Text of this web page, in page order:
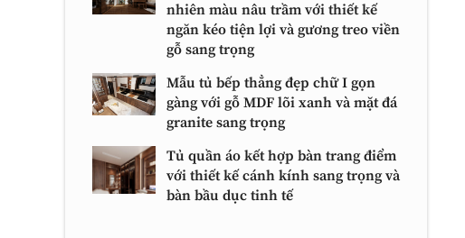
nhiên màu nâu trầm với thiết kế
ngăn kéo tiện lợi và gương treo viền
gỗ sang trọng
Mẫu tủ bếp thẳng đẹp chữ I gọn
gàng với gỗ MDF lõi xanh và mặt đá
granite sang trọng
Tủ quần áo kết hợp bàn trang điểm
với thiết kế cánh kính sang trọng và
bàn bầu dục tinh tế